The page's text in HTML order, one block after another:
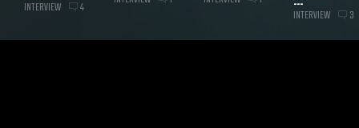
INTERVIEW 4 ...
INTERVIEW 3